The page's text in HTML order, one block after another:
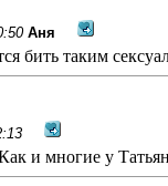
Аня
бить таким
и многие у